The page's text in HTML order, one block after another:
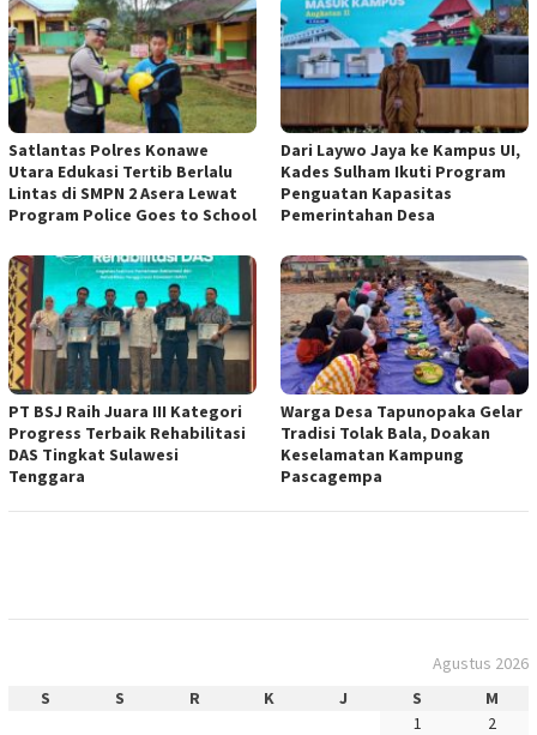
Satlantas Polres Konawe
Utara Edukasi Tertib Berlalu
Lintas di SMPN 2 Asera Lewat
Program Police Goes to School
Dari Laywo Jaya ke Kampus UI,
Kades Sulham Ikuti Program
Penguatan Kapasitas
Pemerintahan Desa
PT BSJ Raih Juara III Kategori
Progress Terbaik Rehabilitasi
DAS Tingkat Sulawesi
Tenggara
Warga Desa Tapunopaka Gelar
Tradisi Tolak Bala, Doakan
Keselamatan Kampung
Pascagempa
Agustus 2026
S
S R K J S
M
1
2